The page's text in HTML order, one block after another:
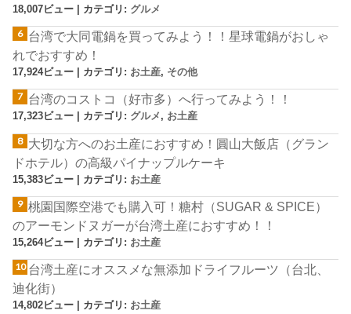
18,007ビュー | カテゴリ: グルメ
台湾で大同電鍋を買ってみよう！！星球電鍋がおしゃ
れでおすすめ！
17,924ビュー カテゴリ: お土産, その他
台湾のコストコ（好市多）へ行ってみよう！！
17,323ビュー カテゴリ: グルメ , お土産
大切な方へのお土産におすすめ！圓山大飯店（グラン
ドホテル）の高級パイナップルケーキ
15,383ビュー | カテゴリ: お土産
桃園国際空港でも購入可！糖村（SUGAR & SPICE）
のアーモンドヌガーが台湾土産におすすめ！！
15,264ビュー カテゴリ: お土産
台湾土産にオススメな無添加ドライフルーツ（台北、
迪化街）
14,802ビュー カテゴリ: お土産